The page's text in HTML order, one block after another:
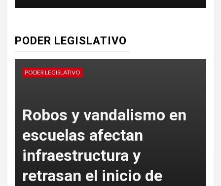
PODER LEGISLATIVO
en
PODER LEGISLATIVO
Proponen incorporar la
salud post
en la Cartilla de
Derechos de las